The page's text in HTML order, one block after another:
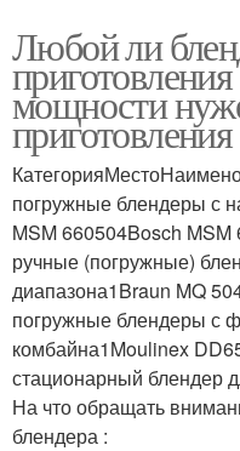
Любой ли
мощности
погружные блендеры с
MSM 660504Bosch
ручные (погружные)
диапазона1Braun MQ
погружные блендеры с
комбайна1Moulinex
стационарный блендер
На что обращать
блендера :